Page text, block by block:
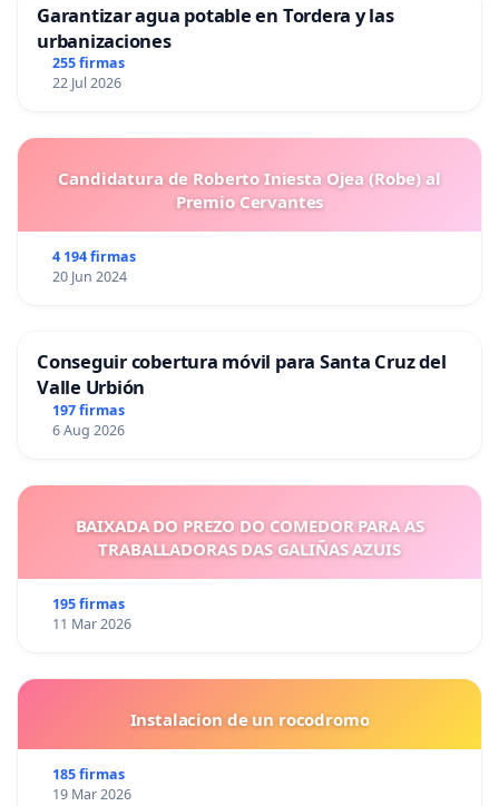
Garantizar agua potable en Tordera y las
urbanizaciones
255 firmas
22 Jul 2026
Candidatura de Roberto Iniesta Ojea (Robe) al
Premio Cervantes
4 194 firmas
20 Jun 2024
Conseguir cobertura móvil para Santa Cruz del
Valle Urbión
197 firmas
6 Aug 2026
BAIXADA DO PREZO DO COMEDOR PARA AS
TRABALLADORAS DAS GALIÑAS AZUIS
195 firmas
11 Mar 2026
Instalacion de un rocodromo
185 firmas
19 Mar 2026